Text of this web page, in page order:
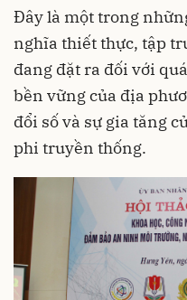
Đây là một trong
nghĩa thiết thực, tập
đang đặt ra đối với
bền vững của địa
đổi số và sự gia tăng
phi truyền thống.